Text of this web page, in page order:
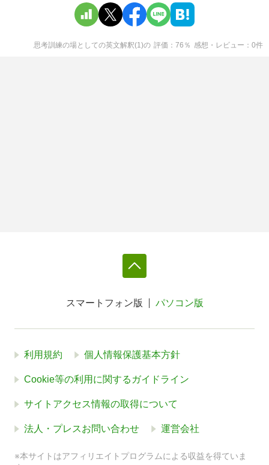
思考訓練の場としての英文解釈(1)の 評価 76 ％ 感想・レビュー 0件
スマートフォン版 パソコン版
利用規約 個人情報保護基本方針
Cookie等の利用に関するガイドライン
サイトアクセス情報の取得について
法人・プレスお問い合わせ 運営会社
※本サイトはアフィリエイトプログラムによる収益を得ていま